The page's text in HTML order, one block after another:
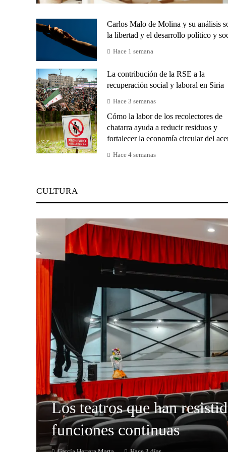
Carlos Malo de Molina y su análisis
la libertad y el desarrollo político y
Hace 1 semana
La contribución de la RSE a la
recuperación social y laboral en Siria
Hace 3 semanas
Cómo la labor de los recolectores de
chatarra ayuda a reducir residuos y
fortalecer la economía circular del
Hace 4 semanas
CULTURA
Los teatros que han
funciones continuas